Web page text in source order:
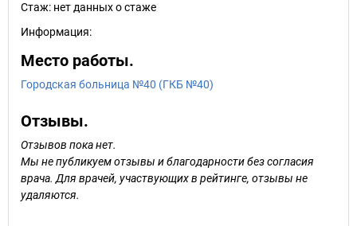
Стаж: нет данных о стаже
Информация:
Место работы.
Городская больница №40 (ГКБ №40)
Отзывы.
Отзывов пока нет.
Мы не публикуем отзывы и благодарности без согласия
врача. Для врачей, участвующих в рейтинге, отзывы не
удаляются.